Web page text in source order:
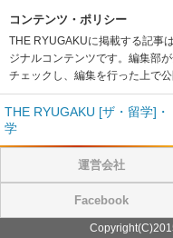
コンテンツ・ポリシー
THE RYUGAKUに掲載する記事
ジナルコンテンツです。編集部
チェックし、編集を行った上で公
THE RYUGAKU [ザ・留学]・
学
運営会社
Facebook